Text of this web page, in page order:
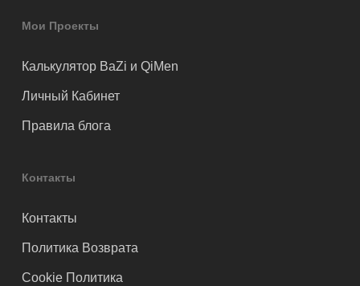
Мои Проекты
Калькулятор BaZi и QiMen
Личный Кабинет
Правила блога
Контакты
Контакты
Политика Возврата
Cookie Политика